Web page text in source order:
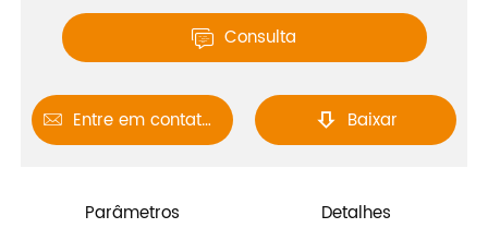
 Consulta
 Entre em contato conosco  Baixar
Parâmetros Detalhes